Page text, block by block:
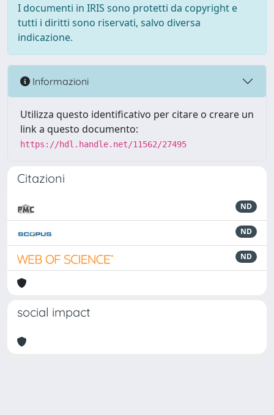
I documenti in IRIS sono protetti da copyright e
tutti i diritti sono riservati, salvo diversa
indicazione.
Informazioni
Utilizza questo identificativo per citare o creare un
link a questo documento:
https://hdl.handle.net/11562/27495
Citazioni
ND
ND
ND
social impact